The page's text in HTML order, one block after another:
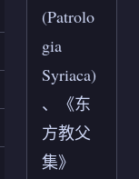
(Patrolo
gia
Syriaca)
、《东
方教父
集》